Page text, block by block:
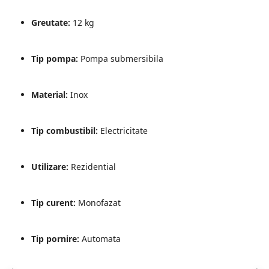
legume
Generatoare și Motoare
Greutate: 12 kg
Tip pompa: Pompa submersibila
Material: Inox
Tip combustibil: Electricitate
Utilizare: Rezidential
Tip curent: Monofazat
Tip pornire: Automata